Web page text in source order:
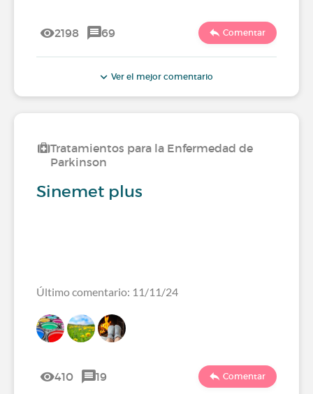
2198 69 Comentar
Ver el mejor comentario
Tratamientos para la Enfermedad de
Parkinson
Sinemet plus
Último comentario: 11/11/24
410 19 Comentar